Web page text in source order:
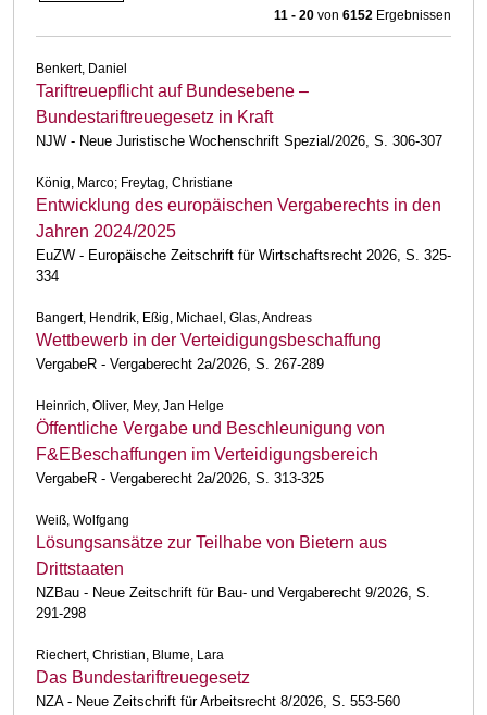
11 - 20 von 6152 Ergebnissen
Benkert, Daniel
Tariftreuepflicht auf Bundesebene –
Bundestariftreuegesetz in Kraft
NJW - Neue Juristische Wochenschrift Spezial/2026, S. 306-307
König, Marco; Freytag, Christiane
Entwicklung des europäischen Vergaberechts in den
Jahren 2024/2025
EuZW - Europäische Zeitschrift für Wirtschaftsrecht 2026, S. 325-
334
Bangert, Hendrik, Eßig, Michael, Glas, Andreas
Wettbewerb in der Verteidigungsbeschaffung
VergabeR - Vergaberecht 2a/2026, S. 267-289
Heinrich, Oliver, Mey, Jan Helge
Öffentliche Vergabe und Beschleunigung von
F&EBeschaffungen im Verteidigungsbereich
VergabeR - Vergaberecht 2a/2026, S. 313-325
Weiß, Wolfgang
Lösungsansätze zur Teilhabe von Bietern aus
Drittstaaten
NZBau - Neue Zeitschrift für Bau- und Vergaberecht 9/2026, S.
291-298
Riechert, Christian, Blume, Lara
Das Bundestariftreuegesetz
NZA - Neue Zeitschrift für Arbeitsrecht 8/2026, S. 553-560